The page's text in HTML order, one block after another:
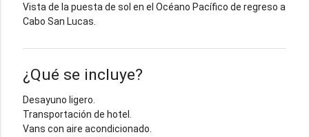
Vista de la puesta de sol en el Océano Pacífico de regreso a
Cabo San Lucas.
¿Qué se incluye?
Desayuno ligero.
Transportación de hotel.
Vans con aire acondicionado.